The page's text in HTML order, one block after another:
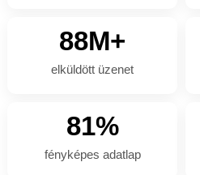
88M+
elküldött üzenet
81%
fényképes adatlap